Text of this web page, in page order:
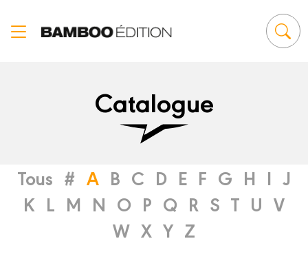
Catalogue
Tous # A B C D E F G H I J
K L M N O P Q R S T U V
W X Y Z